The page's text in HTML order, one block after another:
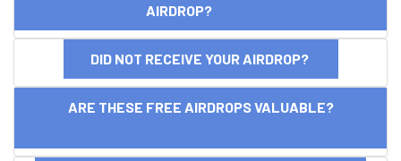
AIRDROP?
DID NOT RECEIVE YOUR AIRDROP?
ARE THESE FREE AIRDROPS VALUABLE?